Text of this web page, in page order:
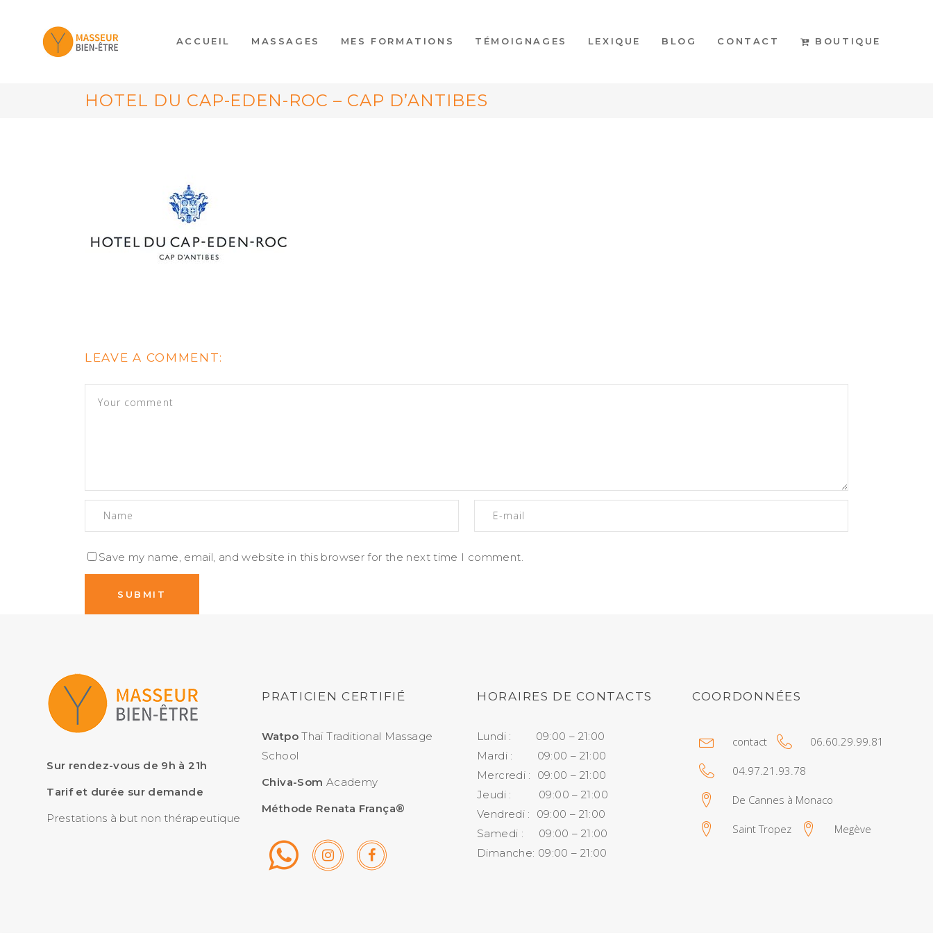
ACCUEIL MASSAGES MES FORMATIONS TÉMOIGNAGES LEXIQUE BLOG CONTACT BOUTIQUE
HOTEL DU CAP-EDEN-ROC – CAP D’ANTIBES
LEAVE A COMMENT:
Save my name, email, and website in this browser for the next time I comment.
Sur rendez-vous de 9h à 21h
Tarif et durée sur demande
Prestations à but non thérapeutique
PRATICIEN CERTIFIÉ
WatpoThaï Traditional Massage
School
Chiva-Som Academy
Méthode Renata França®
HORAIRES DE CONTACTS
Lundi : 09:00 – 21:00
Mardi : 09:00 – 21:00
Mercredi : 09:00 – 21:00
Jeudi : 09:00 – 21:00
Vendredi : 09:00 – 21:00
Samedi : 09:00 – 21:00
Dimanche: 09:00 – 21:00
COORDONNÉES
contact 06.60.29.99.81
04.97.21.93.78
De Cannes à Monaco
Saint Tropez Megève